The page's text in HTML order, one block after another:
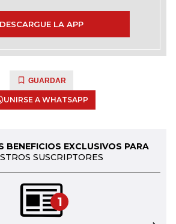
DESCARGUE LA APP
GUARDAR
UNIRSE A WHATSAPP
BENEFICIOS EXCLUSIVOS PARA
SUSCRIPTORES
1